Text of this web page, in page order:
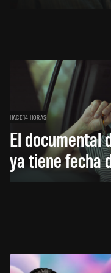
HACE 14 HORAS
El documental
ya tiene fecha